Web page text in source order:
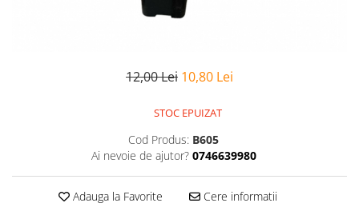
12,00 Lei 10,80 Lei
STOC EPUIZAT
Cod Produs: B605
Ai nevoie de ajutor? 0746639980
Adauga la Favorite Cere informatii